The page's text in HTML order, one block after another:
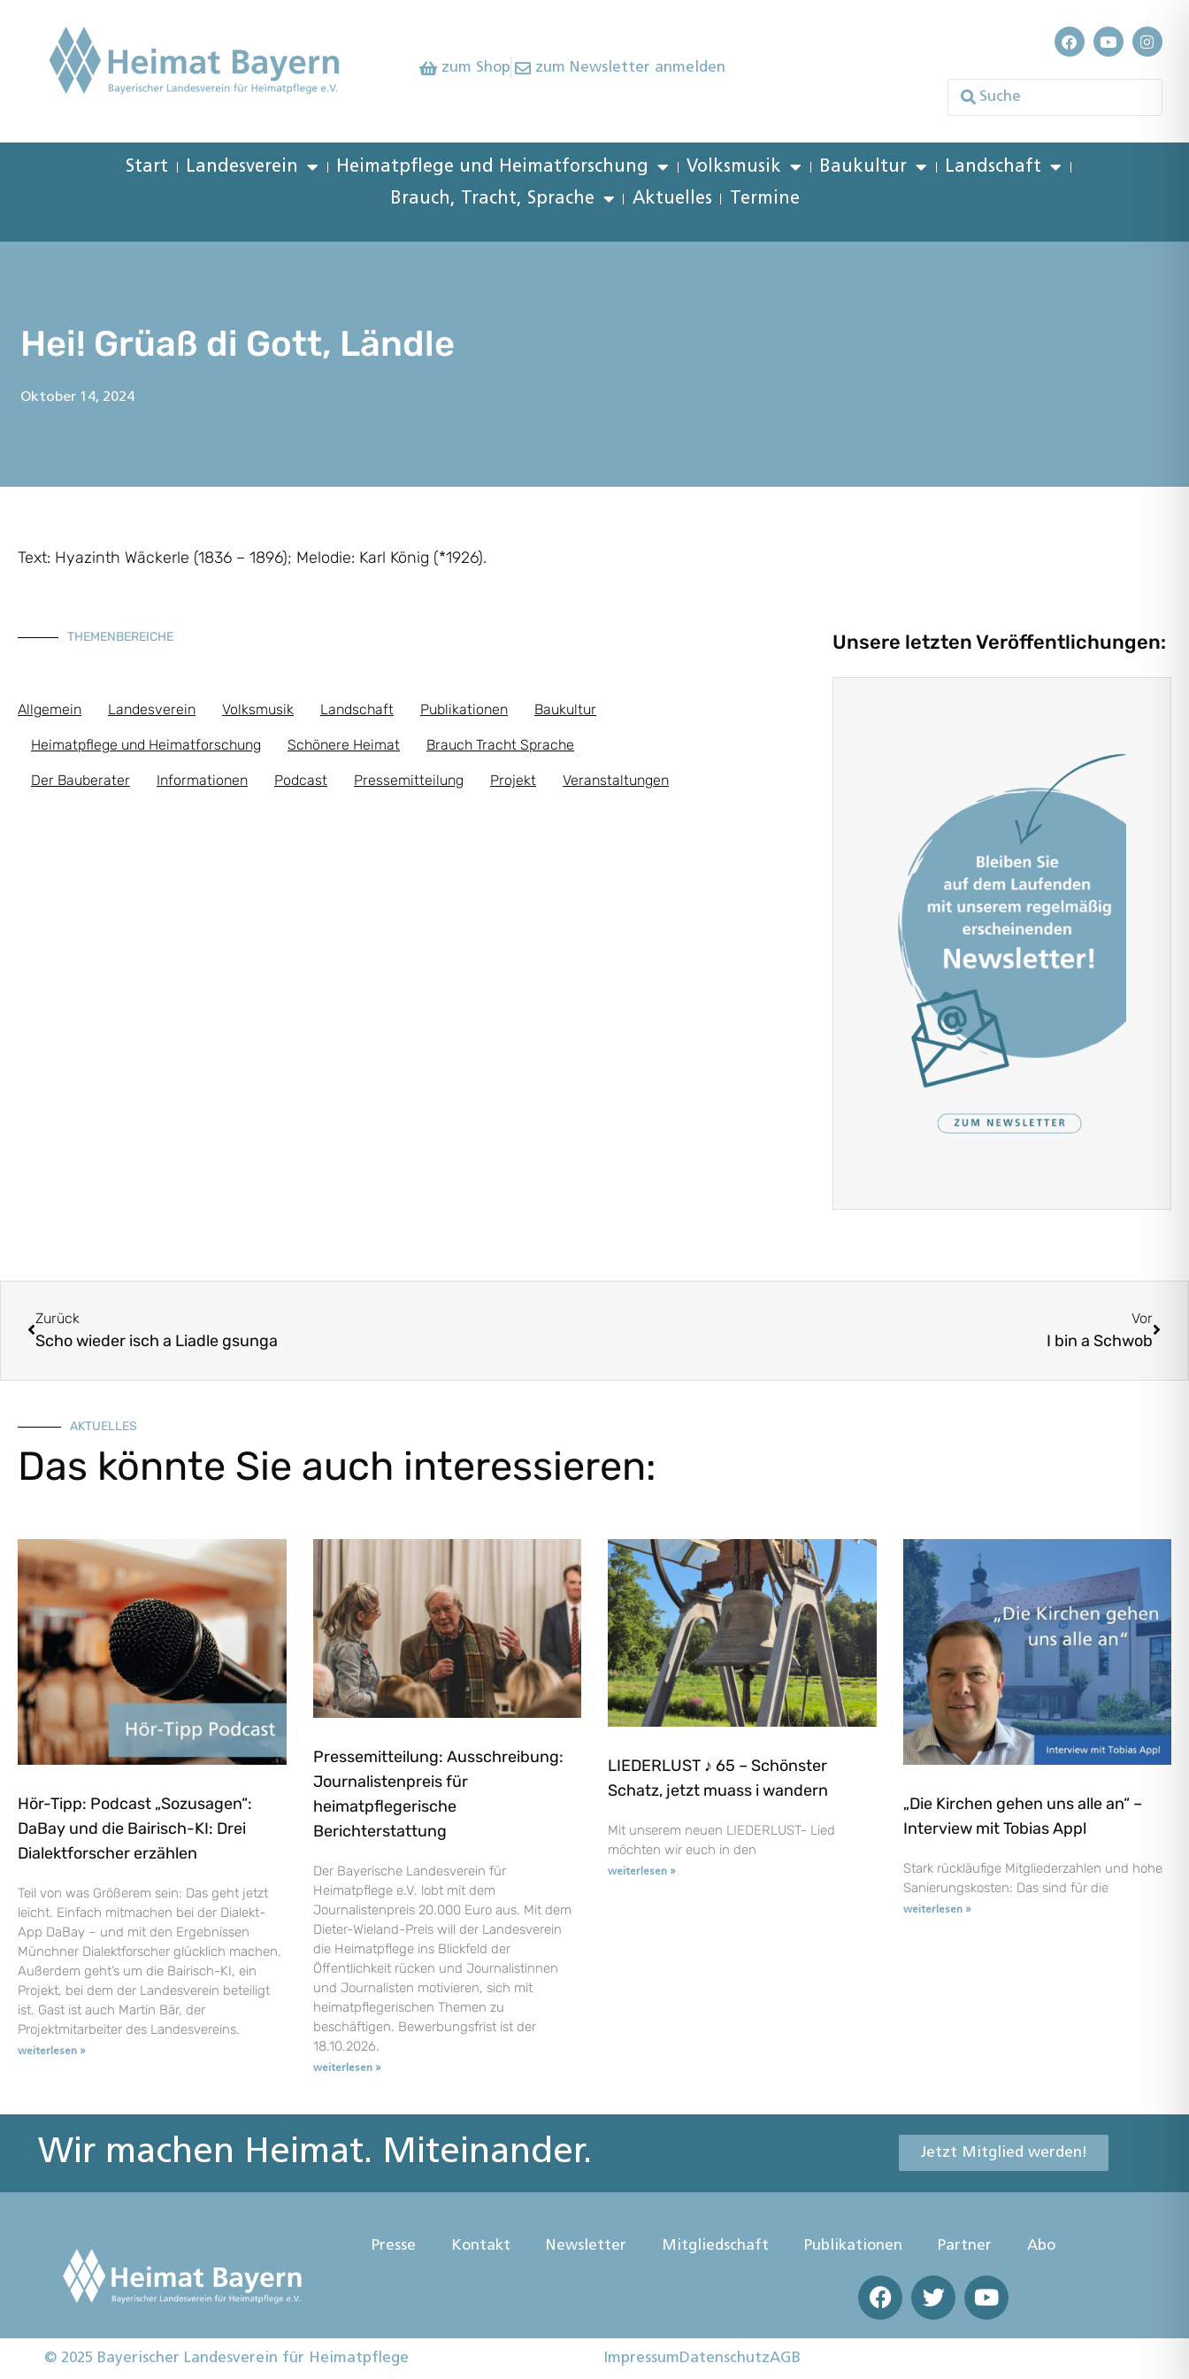
zum Shop zum Newsletter anmelden
Start Landesverein Heimatpflege und Heimatforschung Volksmusik Baukultur
Landschaft
Brauch, Tracht, Sprache
Aktuelles Termine
Hei! Grüaß di Gott, Ländle
Oktober 14, 2024
Text: Hyazinth Wäckerle (1836 – 1896); Melodie: Karl König (*1926).
THEMENBEREICHE
Allgemein Landesverein Volksmusik Landschaft Publikationen Baukultur
Heimatpflege und Heimatforschung Schönere Heimat Brauch Tracht Sprache
Der Bauberater Informationen Podcast Pressemitteilung Projekt Veranstaltungen
Unsere letzten Veröffentlichungen:
Zurück
Scho wieder isch a Liadle gsunga
Vor
I bin a Schwob
AKTUELLES
Das könnte Sie auch interessieren:
Hör-Tipp: Podcast „Sozusagen“:
DaBay und die Bairisch-KI: Drei
Dialektforscher erzählen
Teil von was Größerem sein: Das geht jetzt
leicht. Einfach mitmachen bei der Dialekt-
App DaBay – und mit den Ergebnissen
Münchner Dialektforscher glücklich machen.
Außerdem geht’s um die Bairisch-KI, ein
Projekt, bei dem der Landesverein beteiligt
ist. Gast ist auch Martin Bär, der
Projektmitarbeiter des Landesvereins.
weiterlesen »
Pressemitteilung: Ausschreibung:
Journalistenpreis für
heimatpflegerische
Berichterstattung
Der Bayerische Landesverein für
Heimatpflege e.V. lobt mit dem
Journalistenpreis 20.000 Euro aus. Mit dem
Dieter-Wieland-Preis will der Landesverein
die Heimatpflege ins Blickfeld der
Öffentlichkeit rücken und Journalistinnen
und Journalisten motivieren, sich mit
heimatpflegerischen Themen zu
beschäftigen. Bewerbungsfrist ist der
18.10.2026.
weiterlesen »
LIEDERLUST ♪ 65 – Schönster
Schatz, jetzt muass i wandern
Mit unserem neuen LIEDERLUST- Lied
möchten wir euch in den
weiterlesen »
„Die Kirchen gehen uns alle an“ –
Interview mit Tobias Appl
Stark rückläufige Mitgliederzahlen und hohe
Sanierungskosten: Das sind für die
weiterlesen »
Wir machen Heimat. Miteinander. Jetzt Mitglied werden!
Presse Kontakt Newsletter Mitgliedschaft Publikationen Partner Abo
© 2025 Bayerischer Landesverein für Heimatpflege ImpressumDatenschutzAGB